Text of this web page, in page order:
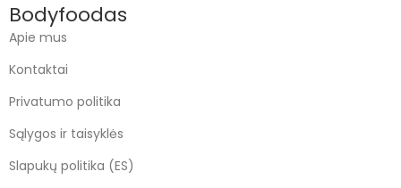
Bodyfoodas
Apie mus
Kontaktai
Privatumo politika
Sąlygos ir taisyklės
Slapukų politika (ES)